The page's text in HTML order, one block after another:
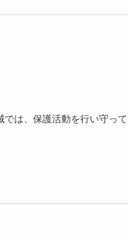
は、保護活動を行い守って